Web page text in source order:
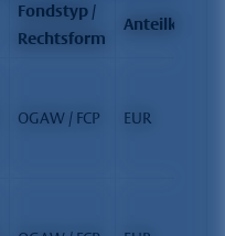
Fondstyp /
Rechtsform
OGAW / FCP EUR